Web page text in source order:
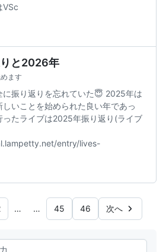
VSc
と2026年
ます
に振り返りを忘れていた😇 2025年は
いことを始められた良い年であっ
たライブは2025年振り返り(ライブ
entry/lives-
… … 45 46 次へ